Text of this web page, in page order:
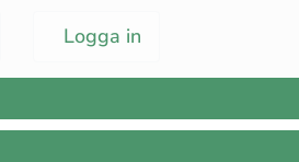
Logga in